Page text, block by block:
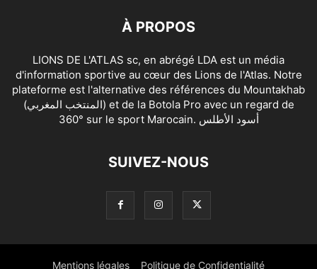
À PROPOS
LIONS DE L'ATLAS sc, en abrégé LDA est un média
d'information sportive au cœur des Lions de l'Atlas. Notre
plateforme est l'alternative des références du Mountakhab
(المنتخب المغربي) et de la Botola Pro avec un regard de
360° sur le sport Marocain. أسود الأطلس
SUIVEZ-NOUS
Mentions légales Politique de Confidentialité